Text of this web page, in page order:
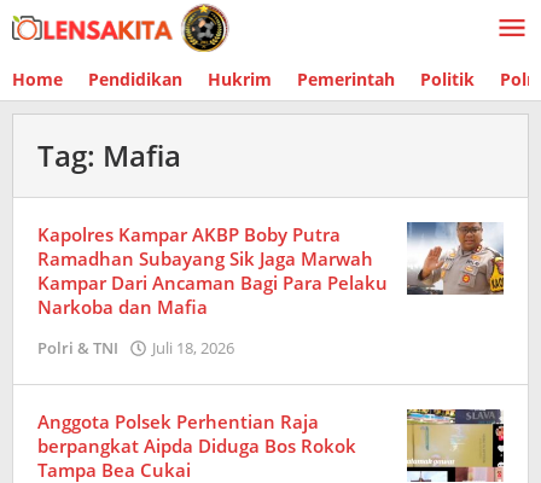
Lewati
ke
Home Pendidikan Hukrim Pemerintah Politik
Tag: Mafia
Kapolres Kampar AKBP Boby Putra
Ramadhan Subayang Sik Jaga Marwah
Kampar Dari Ancaman Bagi Para Pelaku
Narkoba dan Mafia
Polri & TNI Juli 18, 2026
Anggota Polsek Perhentian Raja
berpangkat Aipda Diduga Bos Rokok
Tampa Bea Cukai